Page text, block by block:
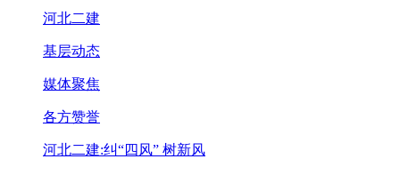
河北二建
基层动态
媒体聚焦
各方赞誉
河北二建:纠“四风” 树新风